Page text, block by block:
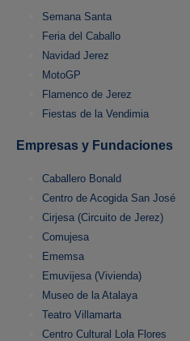
Semana Santa
Feria del Caballo
Navidad Jerez
MotoGP
Flamenco de Jerez
Fiestas de la Vendimia
Empresas y Fundaciones
Caballero Bonald
Centro de Acogida San José
Cirjesa (Circuito de Jerez)
Comujesa
Ememsa
Emuvijesa (Vivienda)
Museo de la Atalaya
Teatro Villamarta
Centro Cultural Lola Flores